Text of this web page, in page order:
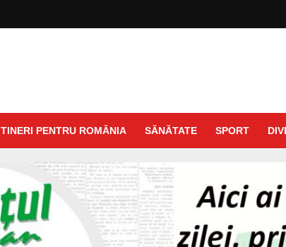
TINERI PENTRU ROMÂNIA SĂNĂTATE SPORT